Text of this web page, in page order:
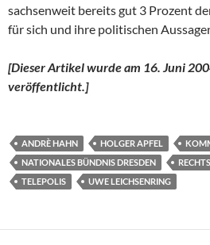
sachsenweit bereits gut 3 Prozent
für sich und ihre politischen
[Dieser Artikel wurde am 16. Juni
veröffentlicht.]
ANDRÈ HAHN HOLGER APFEL
NATIONALES BÜNDNIS DRESDEN
TELEPOLIS
UWE LEICHSENRING